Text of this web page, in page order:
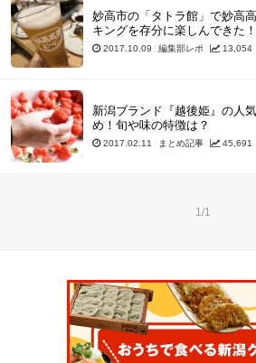
妙高市の「タトラ館」で妙高
キングを存分に楽しんできた！
2017.10.09 編集部レポ 13,054
新潟ブランド『越後姫』の人
め！旬や味の特徴は？
2017.02.11 まとめ記事 45,691
1/1